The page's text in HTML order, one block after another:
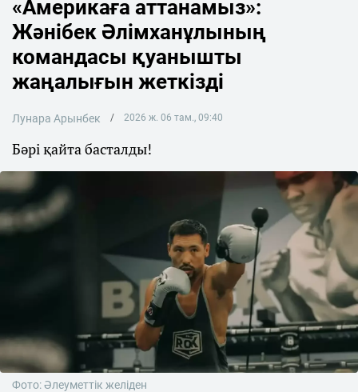
«Америкаға аттанамыз»:
Жәнібек Әлімханұлының
командасы қуанышты
жаңалығын жеткізді
Лунара Арынбек 2026 ж. 06 там., 09:40
Бәрі қайта басталды!
Фото: Әлеуметтік желіден